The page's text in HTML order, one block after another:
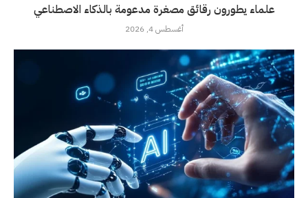
علماء يطورون رقائق مصغرة مدعومة بالذكاء الاصطناعي
أغسطس 4, 2026